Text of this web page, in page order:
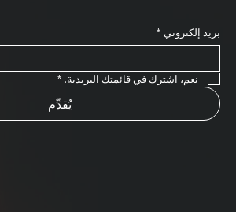
بريد إلكتروني *
نعم، اشترك في قائمتك البريدية. *
يُقدِّم